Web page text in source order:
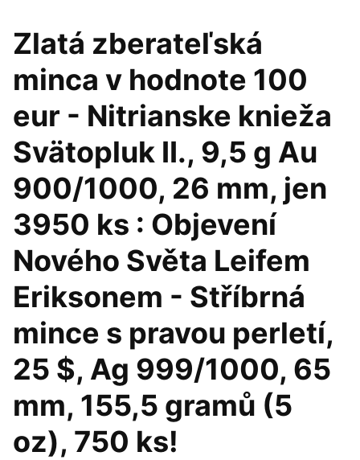
Zlatá zberateľská
minca v hodnote 100
eur - Nitrianske knieža
Svätopluk II., 9,5 g Au
900/1000, 26 mm, jen
3950 ks : Objevení
Nového Světa Leifem
Eriksonem - Stříbrná
mince s pravou perletí,
25 $, Ag 999/1000, 65
mm, 155,5 gramů (5
oz), 750 ks!